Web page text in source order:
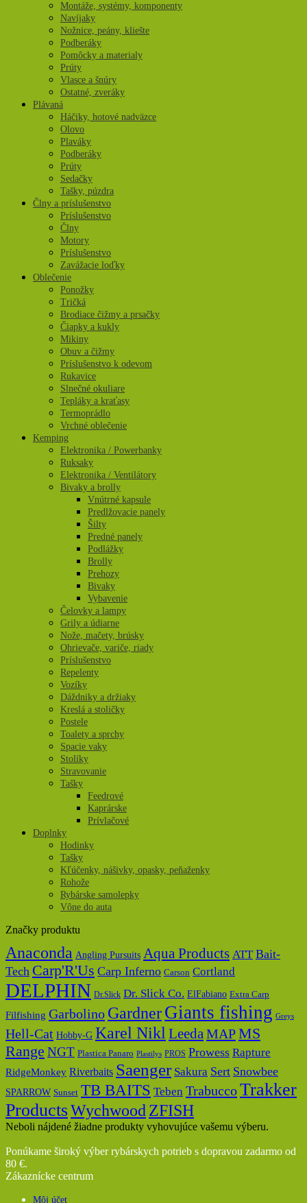
Montáže, systémy, komponenty
Navíjaky
Nožnice, peány, kliešte
Podberáky
Pomôcky a materialy
Prúty
Vlasce a šnúry
Ostatné, zveráky
Plávaná
Háčiky, hotové nadväzce
Olovo
Plaváky
Podberáky
Prúty
Sedačky
Tašky, púzdra
Člny a príslušenstvo
Príslušenstvo
Člny
Motory
Príslušenstvo
Zavážacie loďky
Oblečenie
Ponožky
Tričká
Brodiace čižmy a prsačky
Čiapky a kukly
Mikiny
Obuv a čižmy
Príslušenstvo k odevom
Rukavice
Slnečné okuliare
Tepláky a kraťasy
Termoprádlo
Vrchné oblečenie
Kemping
Elektronika / Powerbanky
Ruksaky
Elektronika / Ventilátory
Bivaky a brolly
Vnútrné kapsule
Predlžovacie panely
Šilty
Predné panely
Podlážky
Brolly
Prehozy
Bivaky
Vybavenie
Čelovky a lampy
Grily a údiarne
Nože, mačety, brúsky
Ohrievače, variče, riady
Príslušenstvo
Repelenty
Vozíky
Dáždniky a držiaky
Kreslá a stoličky
Postele
Toalety a sprchy
Spacie vaky
Stolíky
Stravovanie
Tašky
Feedrové
Kaprárske
Prívlačové
Doplnky
Hodinky
Tašky
Kľúčenky, nášivky, opasky, peňaženky
Rohože
Rybárske samolepky
Vône do auta
Značky produktu
Anaconda Angling Pursuits Aqua Products ATT Bait-
Tech Carp'R'Us Carp Inferno Carson Cortland
DELPHIN Dr.Slick Dr. Slick Co. ElFabiano Extra Carp
Filfishing Garbolino GardnerGiants fishing Greys
Hell-Cat Hobby-G Karel Nikl Leeda MAPMS
Range NGT Plastica Panaro Plastilys PROS Prowess Rapture
RidgeMonkey Riverbaits Saenger Sakura Sert Snowbee
SPARROW Sunset TB BAITS Teben TrabuccoTrakker
ProductsWychwood ZFISH
Neboli nájdené žiadne produkty vyhovujúce vašemu výberu.
Ponúkame široký výber rybárskych potrieb s dopravou zadarmo od
80 €.
Zákaznícke centrum
Môj účet